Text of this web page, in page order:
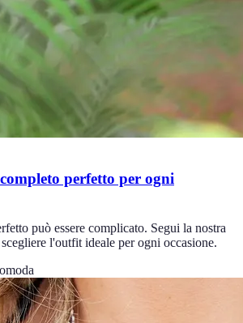
perfetto per ogni
può essere complicato. Segui la nostra
l'outfit ideale per ogni occasione.
moda